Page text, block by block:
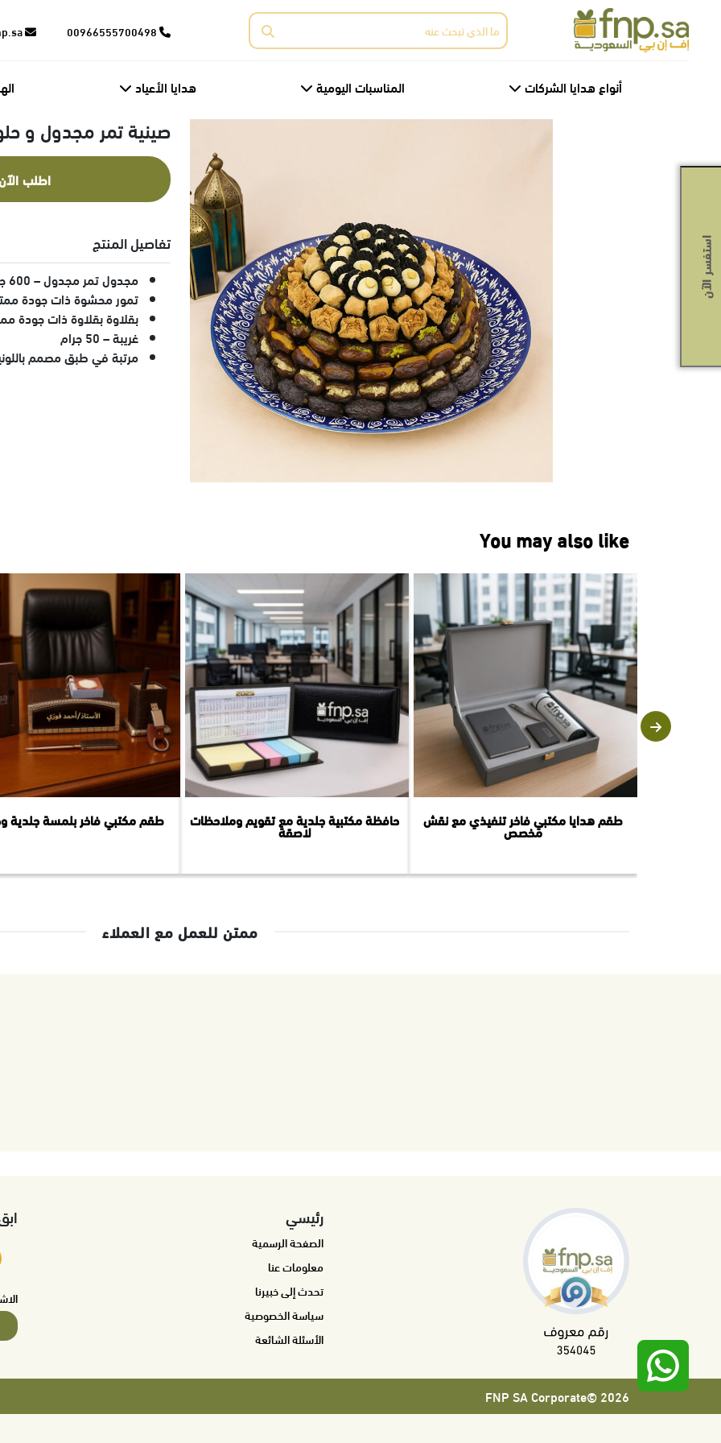
استفسر الآن
البحث
عن:
أنواع هدايا الشركات المناسبات اليومية هدايا الأعياد
صينية تمر مجدول و
اطلب
تفاصيل المنتج
مجدول تمر مجدول – 600 جرام
تمور محشوة ذات جودة
بقلاوة بقلاوة ذات جودة ممتازة –
غريبة – 50 جرام
مرتبة في طبق مصمم
You may also like
طقم هدايا مكتبي فاخر تنفيذي مع نقش
مخصص
حافظة مكتبية جلدية مع تقويم وملاحظات
لاصقة
طقم مكتبي فاخر بلمسة جلدية
ممتن للعمل مع العملاء
رئيسي
الصفحة الرسمية
معلومات عنا
تحدث إلى خبيرنا
سياسة الخصوصية
الأسئلة الشائعة
2026 ©FNP SA Corporate